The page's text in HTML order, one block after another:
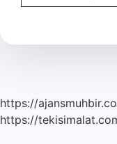
https://
https://